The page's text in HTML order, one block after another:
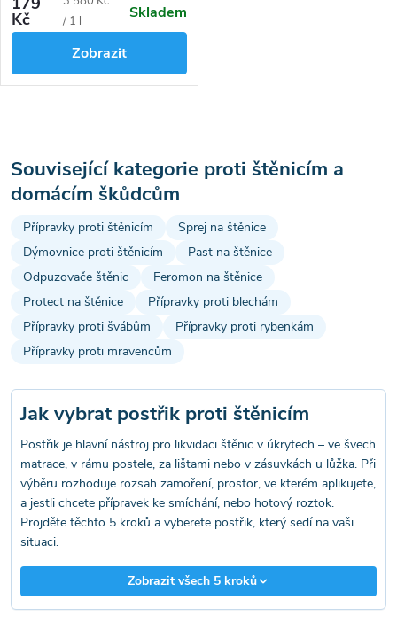
blech, štěnic, muchniček, vos,
včel, much, koutulí, ovádů a
dalších. Neobsahuje DEET.
Kč
cena:
/ 1 l
Skladem
Zobrazit
v
l
á
d
a
í
p
v
k
y
v
Související kategorie proti štěnicím a
domácím škůdcům
Přípravky proti štěnicím
Sprej na štěnice
Dýmovnice proti štěnicím
Past na štěnice
Odpuzovače štěnic
Feromon na štěnice
Protect na štěnice
Přípravky proti blechám
Přípravky proti švábům
Přípravky proti rybenkám
Přípravky proti mravencům
Jak vybrat postřik proti štěnicím
Postřik je hlavní nástroj pro likvidaci štěnic v úkrytech – ve švech
matrace, v rámu postele, za lištami nebo v zásuvkách u lůžka. Při
výběru rozhoduje rozsah zamoření, prostor, ve kterém aplikujete,
a jestli chcete přípravek ke smíchání, nebo hotový roztok.
Projděte těchto 5 kroků a vyberete postřik, který sedí na vaši
situaci.
Zobrazit všech 5 kroků